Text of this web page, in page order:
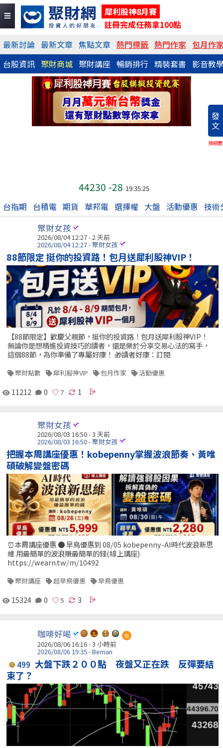
犀利股神8月賽
註冊完成任務拿100點
最新討論 最新文章 焦點文章 熱門標籤 熱門作家 包月作
台股資訊 聚財商城 聚財講座 暢銷排行 精裝套書 影音教
發
文
換稿費
44230 -28 19:35:25
台指期 台積電 期貨 華邦電 選擇權 大盤 活動優惠 技術
聚財女孩
2026/08/04 12:27 - 2 天前
2026/08/04 12:27 - 聚財女孩
88節限定 挺你的投資路！包月送犀利股神VIP！
【88節限定】歡慶父親節，挺你的投資路！包月送犀利股神VIP！
無論你是想精進投資技巧的讀者，還是樂於分享交易心法的寫手，
這個88節，為你準備了專屬好康！ 🎁讀者好康：訂閱
聚財點數 犀利股神VIP 包月作家 活動優惠
11212 0 1
聚財女孩
2026/08/03 16:50 - 3 天前
2026/08/03 16:50 - 聚財女孩
把握本周講座優惠！kobepenny掌握波浪節奏、黃唯
碩破解變盤密碼
⏰本周講座優惠 ● 早鳥優惠到 08/05 kobepenny-AI時代波浪新思
維 用最簡單的波浪賺最簡單的錢(線上講座)
https://wearn.tw/m/10492
聚財講座 超早鳥優惠 早鳥優惠
15324 0 3
咖啡好喝 包
2026/08/06 16:16 -3 小時前
2026/08/06 19:35 - Beman
499 大盤下跌２００點 夜盤又正在跌 反彈要結
束了？